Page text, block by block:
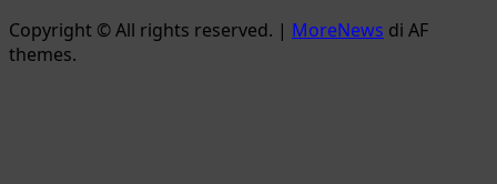
Copyright © All rights reserved. | MoreNews di AF
themes.